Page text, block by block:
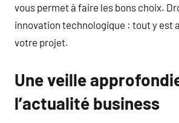
vous permet à faire les bons choix.
innovation technologique : tout y est
votre projet.
Une veille
l’actualité business